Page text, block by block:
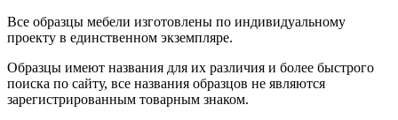
Все образцы мебели изготовлены по индивидуальному
проекту в единственном экземпляре.
Образцы имеют названия для их различия и более быстрого
поиска по сайту, все названия образцов не являются
зарегистрированным товарным знаком.